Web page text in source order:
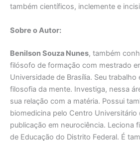
também científicos, inclemente e
Sobre o Autor:
Benilson Souza Nunes, também
filósofo de formação com mestrado
Universidade de Brasília. Seu trabalho
filosofia da mente. Investiga, nessa
sua relação com a matéria. Possui
biomedicina pelo Centro Universitário
publicação em neurociência. Leciona
de Educação do Distrito Federal. É